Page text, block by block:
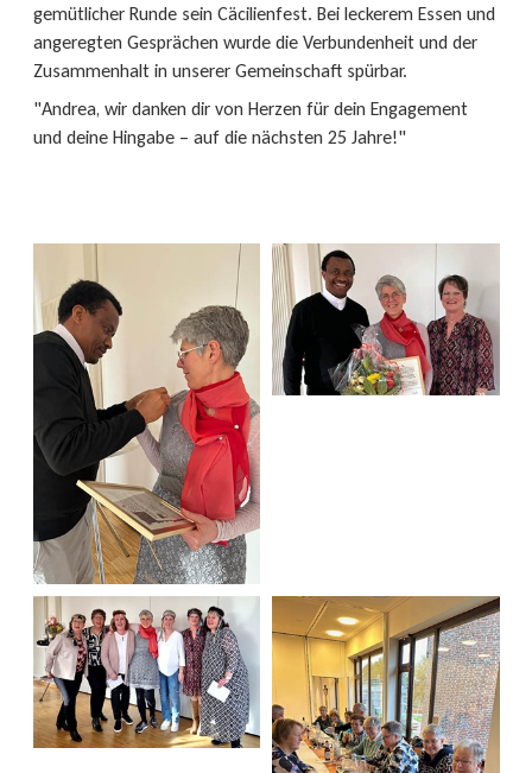
gemütlicher Runde sein Cäcilienfest. Bei leckerem Essen und
angeregten Gesprächen wurde die Verbundenheit und der
Zusammenhalt in unserer Gemeinschaft spürbar.
"Andrea, wir danken dir von Herzen für dein Engagement
und deine Hingabe – auf die nächsten 25 Jahre!"